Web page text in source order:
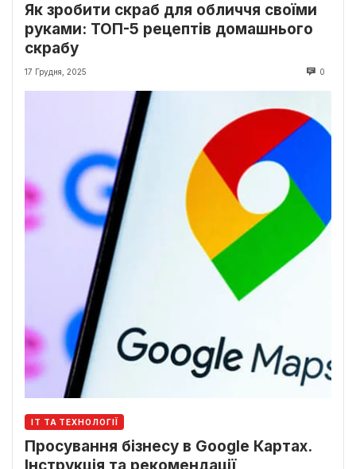
Як зробити скраб для обличчя своїми
руками: ТОП-5 рецептів домашнього
скрабу
17 Грудня, 2025 0
ІТ ТА ТЕХНОЛОГІЇ
Просування бізнесу в Google Картах.
Інструкція та рекомендації